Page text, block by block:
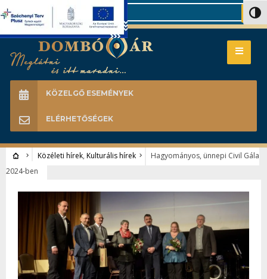
Search
KÖZELGŐ ESEMÉNYEK
ELÉRHETŐSÉGEK
Közéleti hírek, Kulturális hírek
Hagyományos, ünnepi Civil Gála
2024-ben